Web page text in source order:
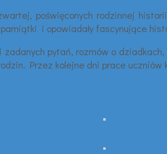
poświęconych rodzinnej
i opowiadały fascynujące
pytań, rozmów o
Przez kolejne dni prace